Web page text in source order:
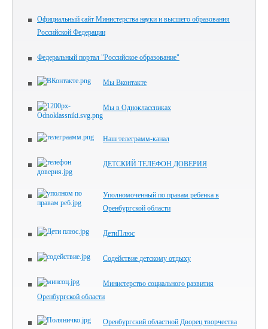
Официальный сайт Министерства науки и высшего образования
Российской Федерации
Федеральный портал "Российское образование"
Мы Вконтакте
Мы в Одноклассниках
Наш телеграмм-канал
ДЕТСКИЙ ТЕЛЕФОН ДОВЕРИЯ
Уполномоченный по правам ребенка в
Оренбургской области
ДетиПлюс
Содействие детскому отдыху
Министерство социального развития
Оренбургской области
Оренбургский областной Дворец творчества